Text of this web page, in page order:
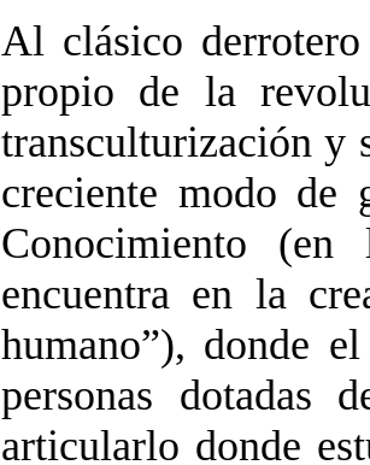
Al clásico
propio de la
transculturización y
creciente modo de
Conocimiento
encuentra en la
humano”), donde
personas dotadas
articularlo donde